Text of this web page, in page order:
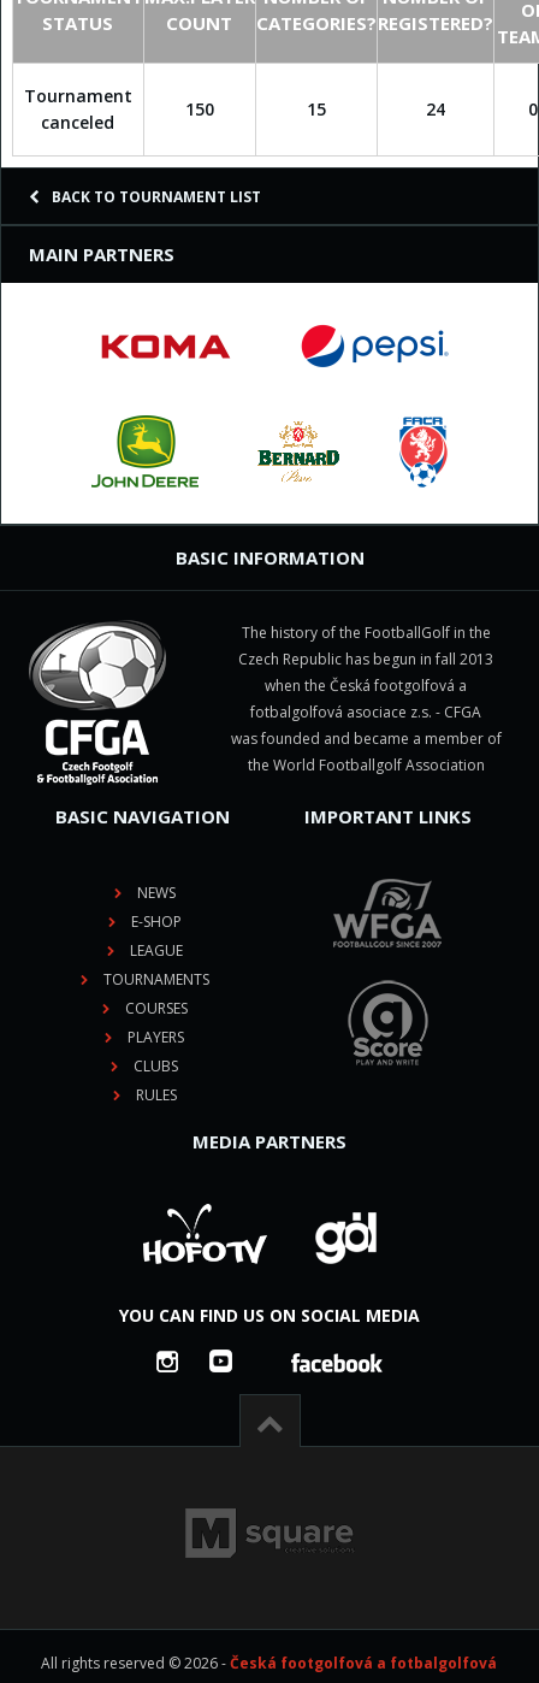
STATUS
COUNT
CATEGORIES?REGISTERED?
Tournament
canceled
150 15 24 0
BACK TO TOURNAMENT LIST
MAIN PARTNERS
BASIC INFORMATION
The history of the FootballGolf in the
Czech Republic has begun in fall 2013
when the Česká footgolfová a
fotbalgolfová asociace z.s. - CFGA
was founded and became a member of
the World Footballgolf Association
BASIC NAVIGATION
NEWS
E-SHOP
LEAGUE
TOURNAMENTS
COURSES
PLAYERS
CLUBS
RULES
IMPORTANT LINKS
MEDIA PARTNERS
YOU CAN FIND US ON SOCIAL MEDIA
All rights reserved © 2026 -Česká footgolfová a fotbalgolfová